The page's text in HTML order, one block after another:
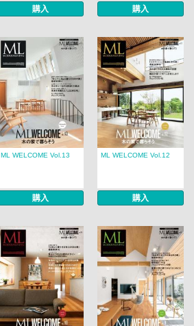
購入 購入
ML WELCOME Vol.13
購入
ML WELCOME Vol.12
購入